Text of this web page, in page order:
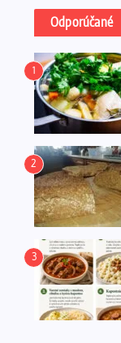
Odporúčané
1
2
3